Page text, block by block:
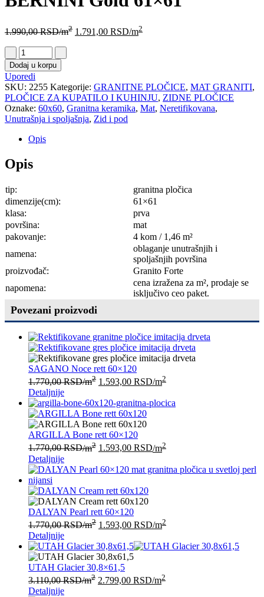
1.990,00RSD/m2 1.791,00 RSD/m2
Dodaj u korpu
Uporedi
SKU: 2255 Kategorije: GRANITNE PLOČICE, MAT GRANITI,
PLOČICE ZA KUPATILO I KUHINJU, ZIDNE PLOČICE
Oznake: 60x60, Granitna keramika, Mat, Neretifikovana,
Unutrašnja i spoljašnja, Zid i pod
Opis
Opis
tip:
granitna pločica
dimenzije(cm):
61×61
klasa:
prva
površina:
mat
pakovanje:
4 kom / 1,46 m²
namena:
oblaganje unutrašnjih i
spoljašnjih površina
proizvođač:
Granito Forte
napomena:
cena izražena za m², prodaje se
isključivo ceo paket.
Povezani proizvodi
SAGANO Noce rett 60×120
1.770,00RSD/m2 1.593,00 RSD/m2
Detaljnije
ARGILLA Bone rett 60×120
1.770,00RSD/m2 1.593,00 RSD/m2
Detaljnije
DALYAN Pearl rett 60×120
1.770,00RSD/m2 1.593,00 RSD/m2
Detaljnije
UTAH Glacier 30,8×61,5
3.110,00RSD/m2 2.799,00 RSD/m2
Detaljnije